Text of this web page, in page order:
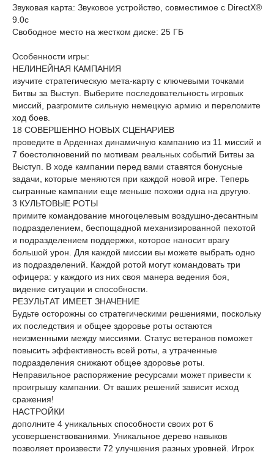
Звуковая карта: Звуковое устройство, совместимое с DirectX®
9.0с
Свободное место на жестком диске: 25 ГБ
Особенности игры:
НЕЛИНЕЙНАЯ КАМПАНИЯ
изучите стратегическую мета-карту с ключевыми точками
Битвы за Выступ. Выберите последовательность игровых
миссий, разгромите сильную немецкую армию и переломите
ход боев.
18 СОВЕРШЕННО НОВЫХ СЦЕНАРИЕВ
проведите в Арденнах динамичную кампанию из 11 миссий и
7 боестолкновений по мотивам реальных событий Битвы за
Выступ. В ходе кампании перед вами ставятся бонусные
задачи, которые меняются при каждой новой игре. Теперь
сыгранные кампании еще меньше похожи одна на другую.
3 КУЛЬТОВЫЕ РОТЫ
примите командование многоцелевым воздушно-десантным
подразделением, беспощадной механизированной пехотой
и подразделением поддержки, которое наносит врагу
большой урон. Для каждой миссии вы можете выбрать одно
из подразделений. Каждой ротой могут командовать три
офицера: у каждого из них своя манера ведения боя,
видение ситуации и способности.
РЕЗУЛЬТАТ ИМЕЕТ ЗНАЧЕНИЕ
Будьте осторожны со стратегическими решениями, поскольку
их последствия и общее здоровье роты остаются
неизменными между миссиями. Статус ветеранов поможет
повысить эффективность всей роты, а утраченные
подразделения снижают общее здоровье роты.
Неправильное распоряжение ресурсами может привести к
проигрышу кампании. От ваших решений зависит исход
сражения!
НАСТРОЙКИ
дополните 4 уникальных способности своих рот 6
усовершенствованиями. Уникальное дерево навыков
позволяет произвести 72 улучшения разных уровней. Игрок